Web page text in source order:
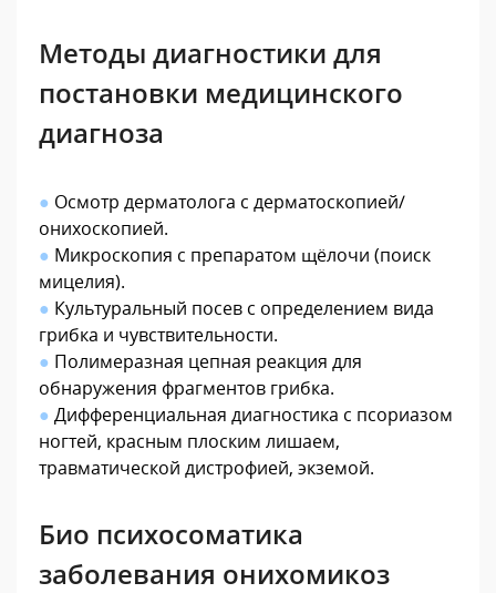
Методы диагностики для
постановки медицинского
диагноза
● Осмотр дерматолога с дерматоскопией/
онихоскопией.
● Микроскопия с препаратом щёлочи (поиск
мицелия).
● Культуральный посев с определением вида
грибка и чувствительности.
● Полимеразная цепная реакция для
обнаружения фрагментов грибка.
● Дифференциальная диагностика с псориазом
ногтей, красным плоским лишаем,
травматической дистрофией, экземой.
Био психосоматика
заболевания онихомикоз